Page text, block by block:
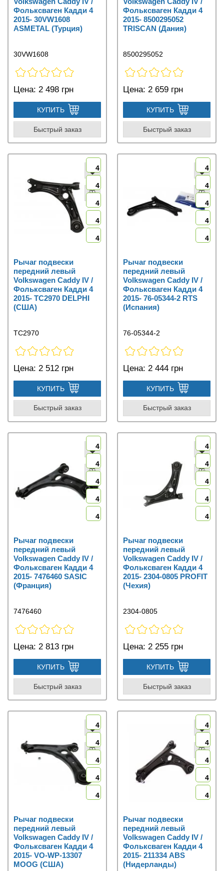
Фольксваген Кадди 4
2015- 30VW1608
ASMETAL (Турция)
30VW1608
Цена: 2 498 грн
КУПИТЬ
Быстрый заказ
Фольксваген Кадди 4
2015- 8500295052
TRISCAN (Дания)
8500295052
Цена: 2 659 грн
КУПИТЬ
Быстрый заказ
4
4
4
4
4
Рычаг подвески
передний левый
Volkswagen Caddy IV /
Фольксваген Кадди 4
2015- TC2970 DELPHI
(США)
TC2970
Цена: 2 512 грн
КУПИТЬ
Быстрый заказ
4
4
4
4
4
Рычаг подвески
передний левый
Volkswagen Caddy IV /
Фольксваген Кадди 4
2015- 76-05344-2 RTS
(Испания)
76-05344-2
Цена: 2 444 грн
КУПИТЬ
Быстрый заказ
4
4
4
4
4
Рычаг подвески
передний левый
Volkswagen Caddy IV /
Фольксваген Кадди 4
2015- 7476460 SASIC
(Франция)
7476460
Цена: 2 813 грн
КУПИТЬ
Быстрый заказ
4
4
4
4
4
Рычаг подвески
передний левый
Volkswagen Caddy IV /
Фольксваген Кадди 4
2015- 2304-0805 PROFIT
(Чехия)
2304-0805
Цена: 2 255 грн
КУПИТЬ
Быстрый заказ
4
4
4
4
4
Рычаг подвески
передний левый
Volkswagen Caddy IV /
Фольксваген Кадди 4
2015- VO-WP-13307
MOOG (США)
4
4
4
4
4
Рычаг подвески
передний левый
Volkswagen Caddy IV /
Фольксваген Кадди 4
2015- 211334 ABS
(Нидерланды)